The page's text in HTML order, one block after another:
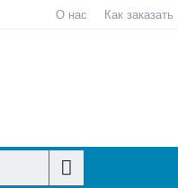
О нас Как заказать